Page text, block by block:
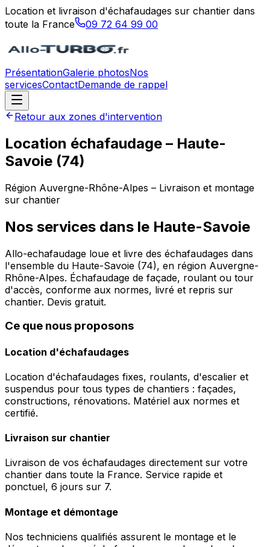
Location et livraison d'échafaudages sur chantier dans
toute la France
09 72 64 99 00
PrésentationGalerie photosNos
servicesContactDemande de rappel
Retour aux zones d'intervention
Location échafaudage – Haute-
Savoie (74)
Région Auvergne-Rhône-Alpes – Livraison et montage
sur chantier
Nos services dans le Haute-Savoie
Allo-echafaudage loue et livre des échafaudages dans
l'ensemble du Haute-Savoie (74), en région Auvergne-
Rhône-Alpes. Échafaudage de façade, roulant ou tour
d'accès, conforme aux normes, livré et repris sur
chantier. Devis gratuit.
Ce que nous proposons
Location d'échafaudages
Location d'échafaudages fixes, roulants, d'escalier et
suspendus pour tous types de chantiers : façades,
constructions, rénovations. Matériel aux normes et
certifié.
Livraison sur chantier
Livraison de vos échafaudages directement sur votre
chantier dans toute la France. Service rapide et
ponctuel, 6 jours sur 7.
Montage et démontage
Nos techniciens qualifiés assurent le montage et le